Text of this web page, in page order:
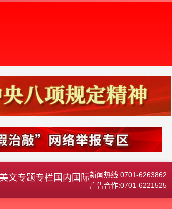
美文专题专栏 国内国际新闻热线:0701-6263862
广告合作:0701-6221525